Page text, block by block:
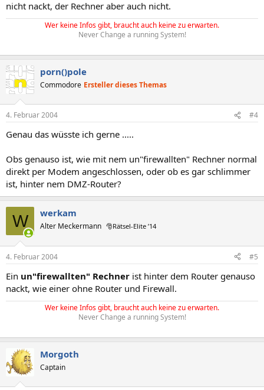
nicht nackt, der Rechner aber auch nicht.
Wer keine Infos gibt, braucht auch keine zu erwarten.
Never Change a running System!
porn()pole
Commodore Ersteller dieses Themas
4. Februar 2004 #4
Genau das wüsste ich gerne .....
Obs genauso ist, wie mit nem un"firewallten" Rechner normal
direkt per Modem angeschlossen, oder ob es gar schlimmer
ist, hinter nem DMZ-Router?
W werkam
Alter Meckermann 🎅Rätsel-Elite ’14
4. Februar 2004 #5
Ein un"firewallten" Rechner ist hinter dem Router genauso
nackt, wie einer ohne Router und Firewall.
Wer keine Infos gibt, braucht auch keine zu erwarten.
Never Change a running System!
Morgoth
Captain